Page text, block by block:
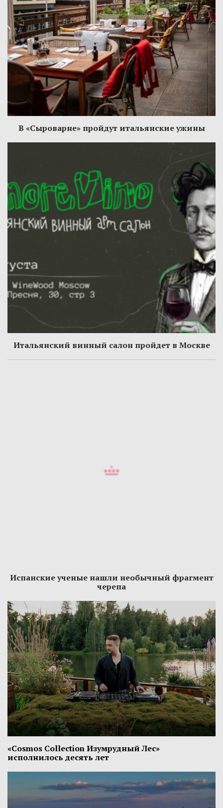
В «Сыроварне» пройдут итальянские ужины
Итальянский винный салон пройдет в Москве
Испанские ученые нашли необычный фрагмент
черепа
«Cosmos Collection Изумрудный Лес»
исполнилось десять лет